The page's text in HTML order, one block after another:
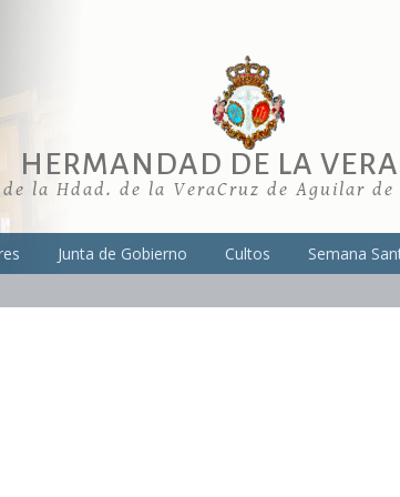
HERMANDAD DE LA
la Hdad. de la VeraCruz de Aguilar de
Junta de Gobierno Cultos Semana